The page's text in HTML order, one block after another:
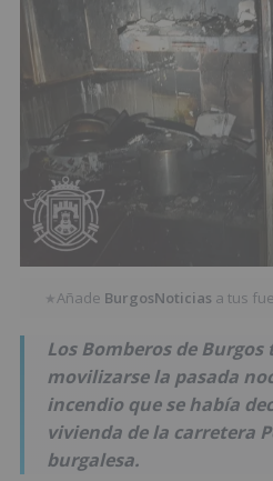
★Añade BurgosNoticias a tus
Los Bomberos de
movilizarse la pasada
incendio que se había
vivienda de la carretera
burgalesa.